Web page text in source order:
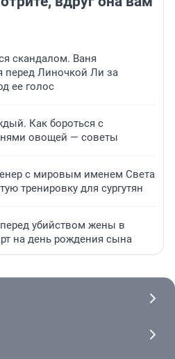
скандалом. Ваня
перед Линочкой Ли за
ее голос
Как бороться с
овощей — советы
с мировым именем Света
тренировку для сургутян
перед убийством жены в
на день рождения сына